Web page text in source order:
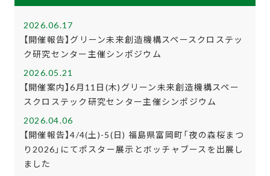
2026.06.17
【開催報告】グリーン未来創造機構スペースクロステッ
ク研究センター主催シンポジウム
2026.05.21
【開催案内】6月11日(木)グリーン未来創造機構スペー
スクロステック研究センター主催シンポジウム
2026.04.06
【開催報告】4/4(土)-5(日) 福島県富岡町「夜の森桜まつ
り2026」にてポスター展示とボッチャブースを出展し
ました